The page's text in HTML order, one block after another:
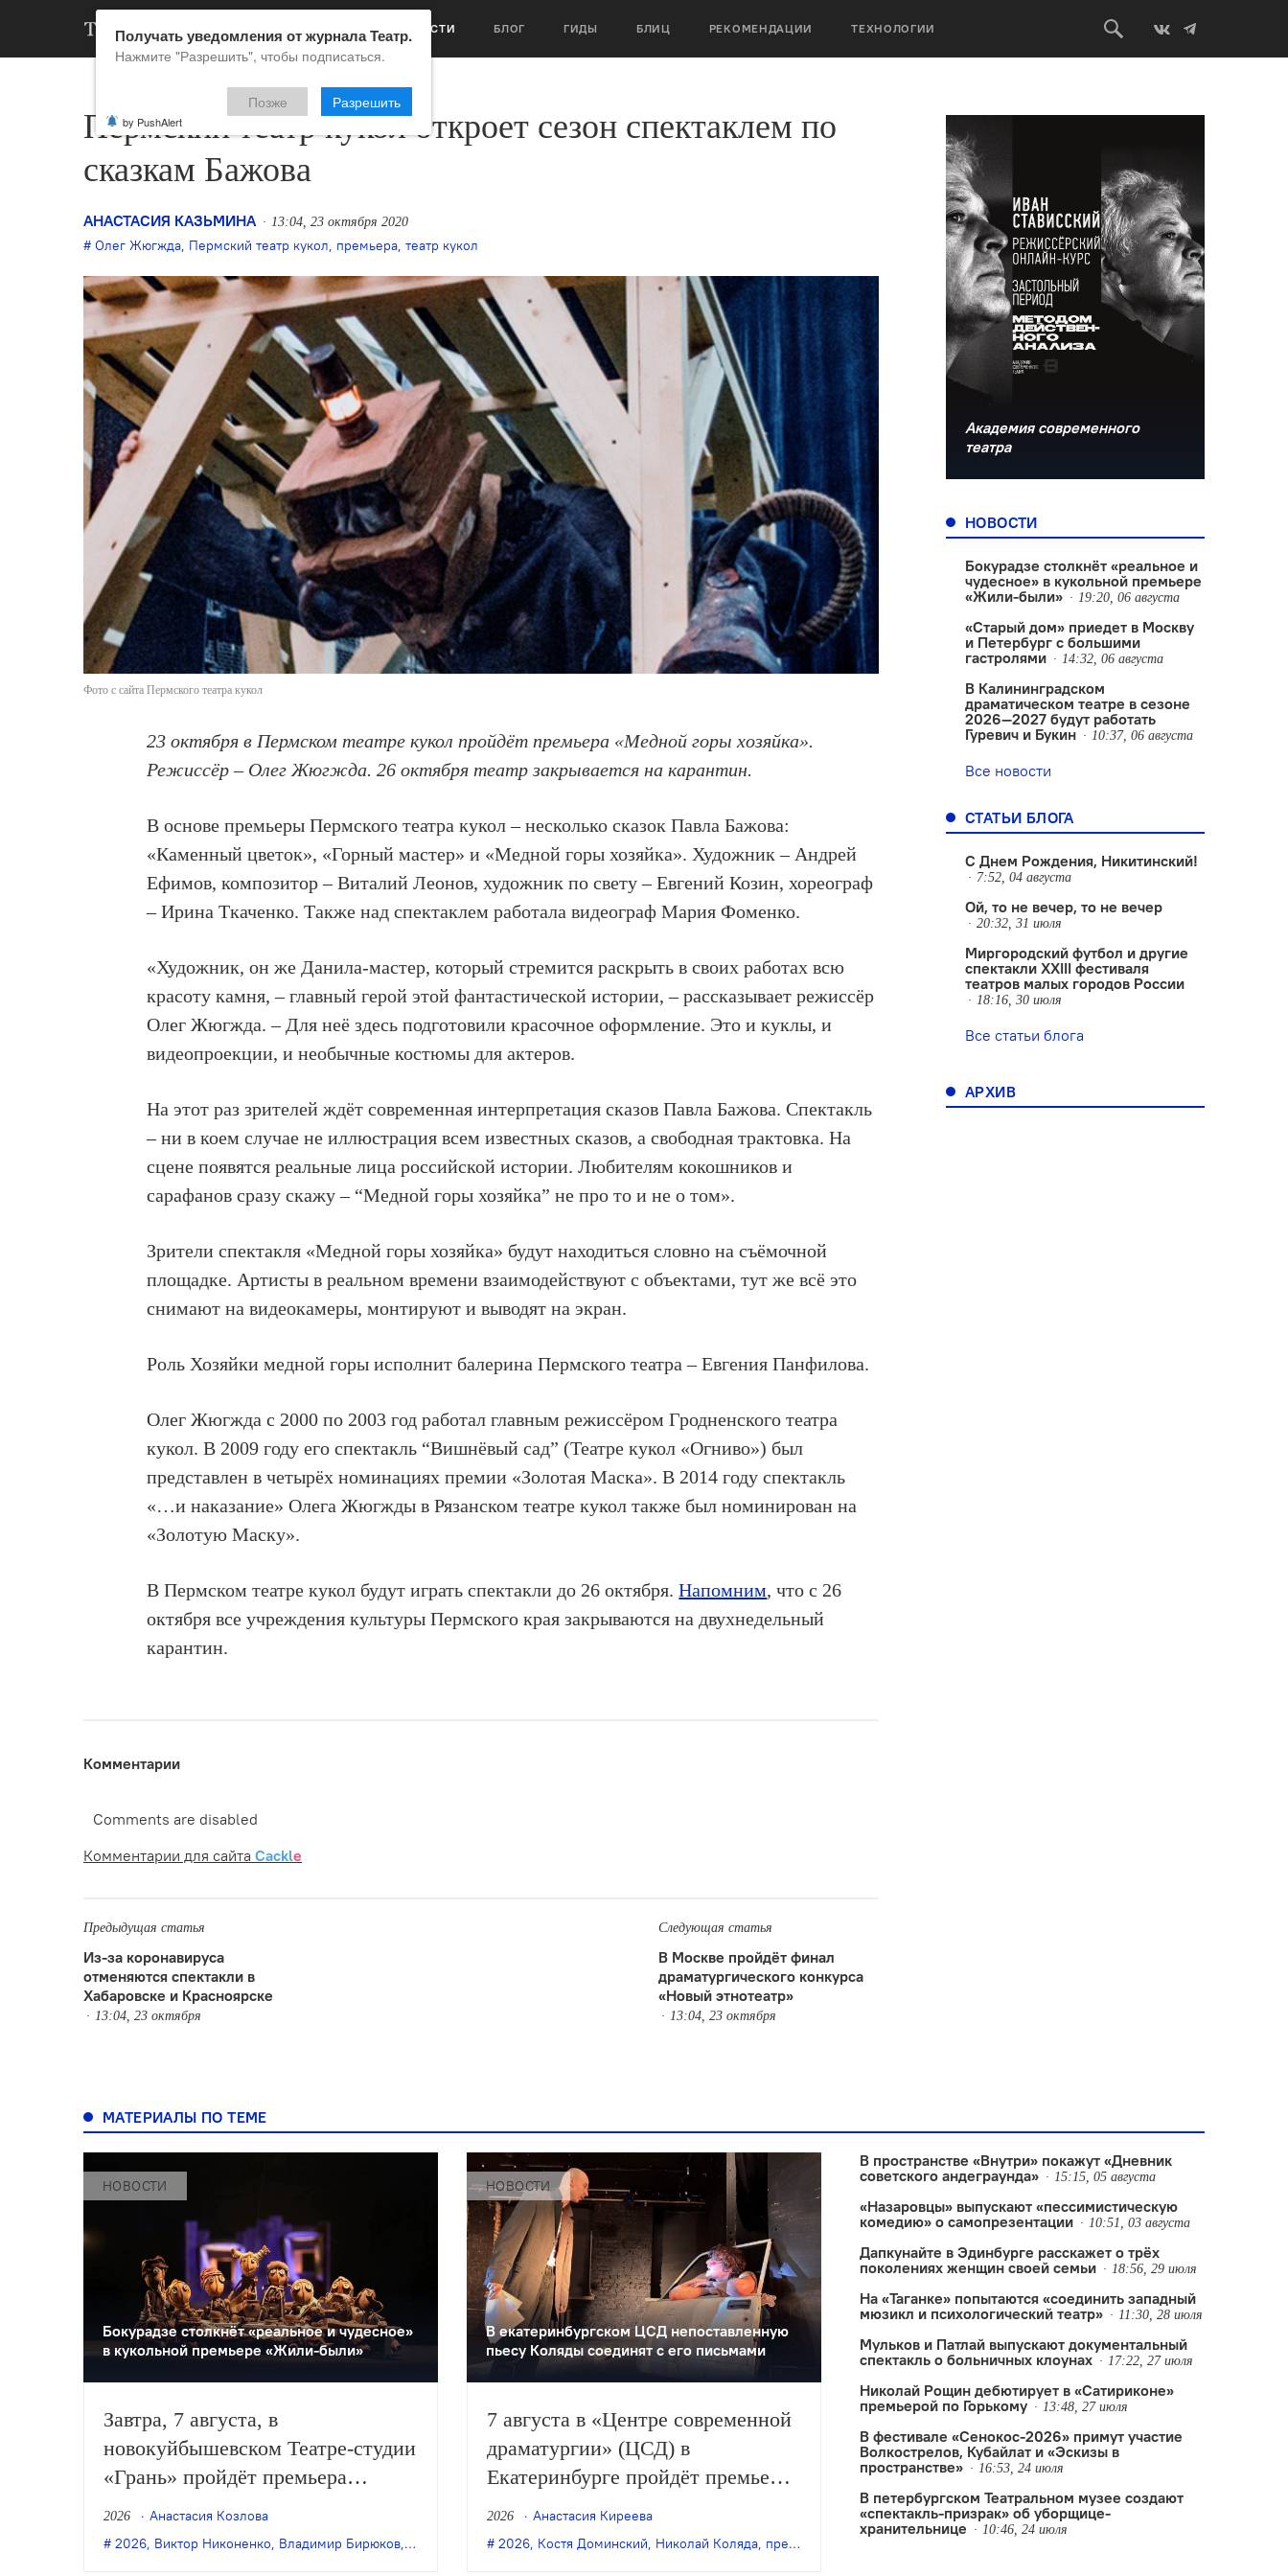
НОВОСТИ БЛОГ ГИДЫ БЛИЦ РЕКОМЕНДАЦИИ ТЕХНОЛОГИИ
Пермский театр кукол откроет сезон спектаклем по
сказкам Бажова
АНАСТАСИЯ КАЗЬМИНА 13:04, 23 октября 2020
Олег Жюгжда, Пермский театр кукол, премьера, театр кукол
Фото с сайта Пермского театра кукол
23 октября в Пермском театре кукол пройдёт премьера «Медной горы хозяйка».
Режиссёр – Олег Жюгжда. 26 октября театр закрывается на карантин.
В основе премьеры Пермского театра кукол – несколько сказок Павла Бажова:
«Каменный цветок», «Горный мастер» и «Медной горы хозяйка». Художник – Андрей
Ефимов, композитор – Виталий Леонов, художник по свету – Евгений Козин, хореограф
– Ирина Ткаченко. Также над спектаклем работала видеограф Мария Фоменко.
«Художник, он же Данила-мастер, который стремится раскрыть в своих работах всю
красоту камня, – главный герой этой фантастической истории, – рассказывает режиссёр
Олег Жюгжда. – Для неё здесь подготовили красочное оформление. Это и куклы, и
видеопроекции, и необычные костюмы для актеров.
На этот раз зрителей ждёт современная интерпретация сказов Павла Бажова. Спектакль
– ни в коем случае не иллюстрация всем известных сказов, а свободная трактовка. На
сцене появятся реальные лица российской истории. Любителям кокошников и
сарафанов сразу скажу – “Медной горы хозяйка” не про то и не о том».
Зрители спектакля «Медной горы хозяйка» будут находиться словно на съёмочной
площадке. Артисты в реальном времени взаимодействуют с объектами, тут же всё это
снимают на видеокамеры, монтируют и выводят на экран.
Роль Хозяйки медной горы исполнит балерина Пермского театра – Евгения Панфилова.
Олег Жюгжда с 2000 по 2003 год работал главным режиссёром Гродненского театра
кукол. В 2009 году его спектакль “Вишнёвый сад” (Театре кукол «Огниво») был
представлен в четырёх номинациях премии «Золотая Маска». В 2014 году спектакль
«…и наказание» Олега Жюгжды в Рязанском театре кукол также был номинирован на
«Золотую Маску».
В Пермском театре кукол будут играть спектакли до 26 октября.Напомним, что с 26
октября все учреждения культуры Пермского края закрываются на двухнедельный
карантин.
Комментарии
Comments are disabled
Комментарии для сайта Cackle
Предыдущая статья
Из-за коронавируса
отменяются спектакли в
Хабаровске и Красноярске
13:04, 23 октября
Следующая статья
В Москве пройдёт финал
драматургического конкурса
«Новый этнотеатр»
13:04, 23 октября
Академия современного
театра
НОВОСТИ
Бокурадзе столкнëт «реальное и
чудесное» в кукольной премьере
«Жили-были»
19:20, 06 августа
«Старый дом» приедет в Москву
и Петербург с большими
гастролями
14:32, 06 августа
В Калининградском
драматическом театре в сезоне
2026—2027 будут работать
Гуревич и Букин
10:37, 06 августа
Все новости
СТАТЬИ БЛОГА
С Днем Рождения, Никитинский!
7:52, 04 августа
Ой, то не вечер, то не вечер
20:32, 31 июля
Миргородский футбол и другие
спектакли XXIII фестиваля
театров малых городов России
18:16, 30 июля
Все статьи блога
АРХИВ
МАТЕРИАЛЫ ПО ТЕМЕ
НОВОСТИ
Бокурадзе столкнëт «реальное и чудесное»
в кукольной премьере «Жили-были»
Завтра, 7 августа, в
новокуйбышевском Театре-студии
«Грань» пройдёт премьера
спектакля Дениса Бокурадзе
«Жили-были» по пьесе
2026
Анастасия Козлова
2026, Виктор Никоненко, Владимир Бирюков, Грань Денис Бокурадзе,Новокуйбышевск,премьера,театр кукол
НОВОСТИ
В екатеринбургском ЦСД непоставленную
пьесу Коляды соединят с его письмами
7 августа в «Центре современной
драматургии» (ЦСД) в
Екатеринбурге пройдёт премьера
спектакля Кости Доминского
«Симонов и Кузнецов» по
2026
Анастасия Киреева
2026, Костя Доминский, Николай Коляда, премьера
В пространстве «Внутри» покажут «Дневник
советского андеграунда»
15:15, 05 августа
«Назаровцы» выпускают «пессимистическую
комедию» о самопрезентации
10:51, 03 августа
Дапкунайте в Эдинбурге расскажет о трёх
поколениях женщин своей семьи
18:56, 29 июля
На «Таганке» попытаются «соединить западный
мюзикл и психологический театр»
11:30, 28 июля
Мульков и Патлай выпускают документальный
спектакль о больничных клоунах
17:22, 27 июля
Николай Рощин дебютирует в «Сатириконе»
премьерой по Горькому
13:48, 27 июля
В фестивале «Сенокос-2026» примут участие
Волкострелов, Кубайлат и «Эскизы в
пространстве»
16:53, 24 июля
В петербургском Театральном музее создают
«спектакль-призрак» об уборщице-
хранительнице
10:46, 24 июля
Получать уведомления от журнала Театр.
Нажмите "Разрешить", чтобы подписаться.
Позже Разрешить
by PushAlert